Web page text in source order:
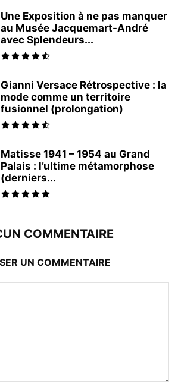
Une Exposition à ne pas manquer
au Musée Jacquemart-André
avec Splendeurs...
Gianni Versace Rétrospective : la
mode comme un territoire
fusionnel (prolongation)
Matisse 1941 – 1954 au Grand
Palais : l’ultime métamorphose
(derniers...
COMMENTAIRE
UN COMMENTAIRE